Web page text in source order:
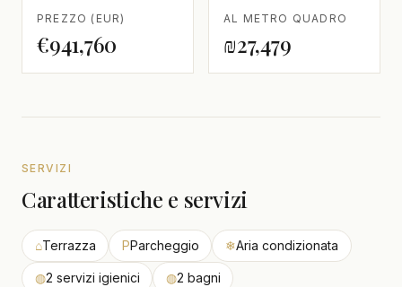
PREZZO (EUR)
€941,760
AL METRO QUADRO
₪27,479
SERVIZI
Caratteristiche e servizi
⌂Terrazza PParcheggio ❄Aria condizionata
◍2 servizi igienici ◍2 bagni